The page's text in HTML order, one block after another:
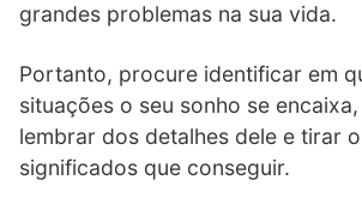
grandes problemas na sua vida.
Portanto, procure identificar em
situações o seu sonho se
lembrar dos detalhes dele e tirar
significados que conseguir.